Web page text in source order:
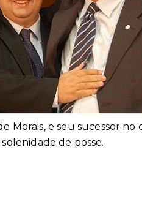
Morais, e seu sucessor
solenidade de posse.